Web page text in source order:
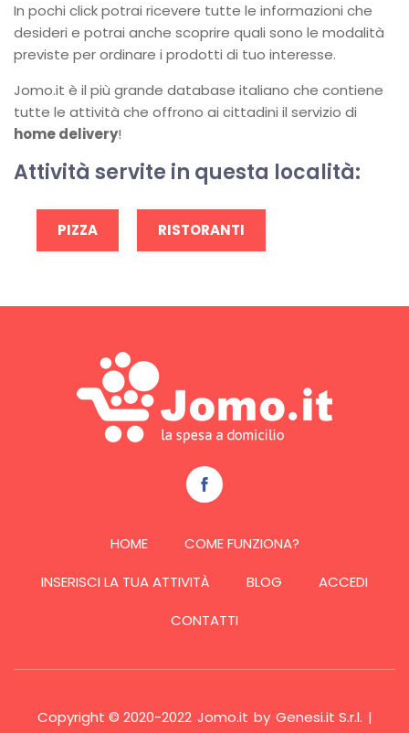
In pochi click potrai ricevere tutte le informazioni che
desideri e potrai anche scoprire quali sono le modalità
previste per ordinare i prodotti di tuo interesse.
Jomo.it è il più grande database italiano che contiene
tutte le attività che offrono ai cittadini il servizio di
home delivery!
Attività servite in questa località:
PIZZA RISTORANTI
HOME
COME FUNZIONA?
INSERISCI LA TUA ATTIVITÀ
BLOG
ACCEDI
CONTATTI
Copyright © 2020-2022 Jomo.it by Genesi.it S.r.l. |